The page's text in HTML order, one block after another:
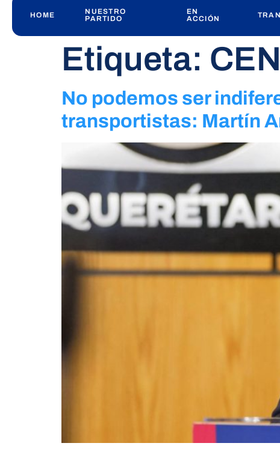
HOME
NUESTRO
PARTIDO
EN
ACCIÓN
Etiqueta: CEN
No podemos ser
transportistas: Martín